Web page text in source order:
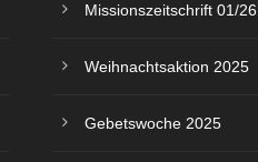
Missionszeitschrift 01/26
Weihnachtsaktion 2025
Gebetswoche 2025